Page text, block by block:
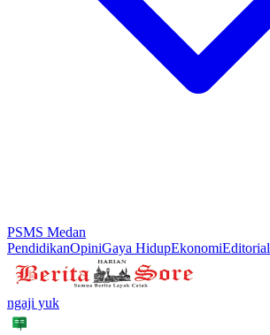
PSMS Medan
PendidikanOpiniGaya HidupEkonomiEditorial
ngaji yuk